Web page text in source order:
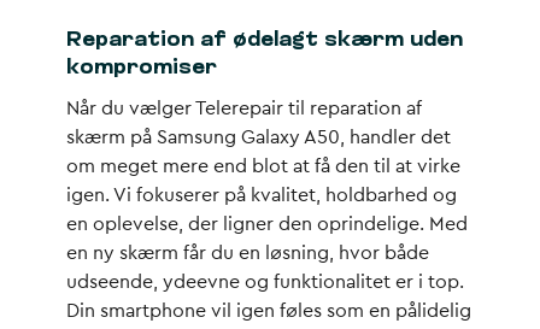
Reparation af ødelagt skærm uden
kompromiser
Når du vælger Telerepair til reparation af
skærm på Samsung Galaxy A50, handler det
om meget mere end blot at få den til at virke
igen. Vi fokuserer på kvalitet, holdbarhed og
en oplevelse, der ligner den oprindelige. Med
en ny skærm får du en løsning, hvor både
udseende, ydeevne og funktionalitet er i top.
Din smartphone vil igen føles som en pålidelig